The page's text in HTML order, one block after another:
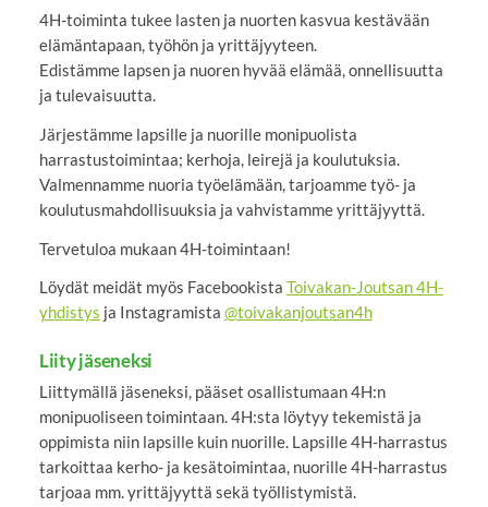
4H-toiminta tukee lasten ja nuorten kasvua kestävään
elämäntapaan, työhön ja yrittäjyyteen.
Edistämme lapsen ja nuoren hyvää elämää, onnellisuutta
ja tulevaisuutta.
Järjestämme lapsille ja nuorille monipuolista
harrastustoimintaa; kerhoja, leirejä ja koulutuksia.
Valmennamme nuoria työelämään, tarjoamme työ- ja
koulutusmahdollisuuksia ja vahvistamme yrittäjyyttä.
Tervetuloa mukaan 4H-toimintaan!
Löydät meidät myös Facebookista Toivakan-Joutsan 4H-
yhdistys ja Instagramista @toivakanjoutsan4h
Liity jäseneksi
Liittymällä jäseneksi, pääset osallistumaan 4H:n
monipuoliseen toimintaan. 4H:sta löytyy tekemistä ja
oppimista niin lapsille kuin nuorille. Lapsille 4H-harrastus
tarkoittaa kerho- ja kesätoimintaa, nuorille 4H-harrastus
tarjoaa mm. yrittäjyyttä sekä työllistymistä.